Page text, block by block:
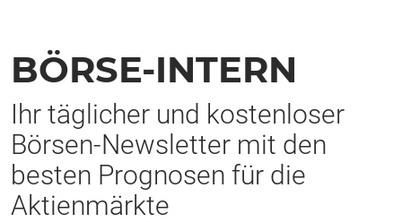
BÖRSE-INTERN
Ihr täglicher und kostenloser
Börsen-Newsletter mit den
besten Prognosen für die
Aktienmärkte